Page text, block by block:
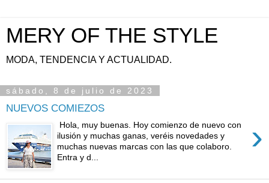
MERY OF THE STYLE
MODA, TENDENCIA Y ACTUALIDAD.
sábado, 8 de julio de 2023
NUEVOS COMIEZOS
›
Hola, muy buenas. Hoy comienzo de nuevo con
ilusión y muchas ganas, veréis novedades y
muchas nuevas marcas con las que colaboro.
Entra y d...